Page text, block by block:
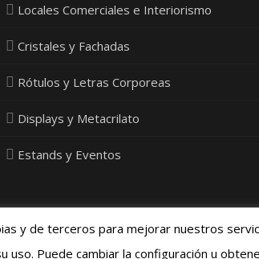
Locales Comerciales e Interiorismo
Cristales y Fachadas
Rótulos y Letras Corporeas
Displays y Metacrilato
Estands y Eventos
y de terceros para mejorar nuestros
uso. Puede cambiar la configuración u